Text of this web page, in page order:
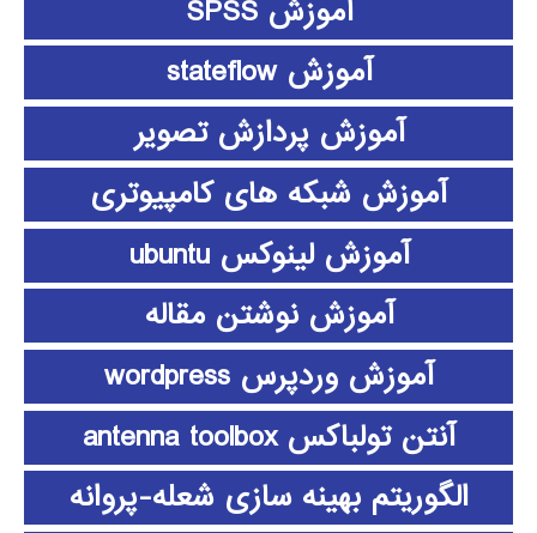
آموزش SPSS
آموزش stateflow
آموزش پردازش تصویر
آموزش شبکه های کامپیوتری
آموزش لینوکس ubuntu
آموزش نوشتن مقاله
آموزش وردپرس wordpress
آنتن تولباکس antenna toolbox
الگوریتم بهینه سازی شعله-پروانه